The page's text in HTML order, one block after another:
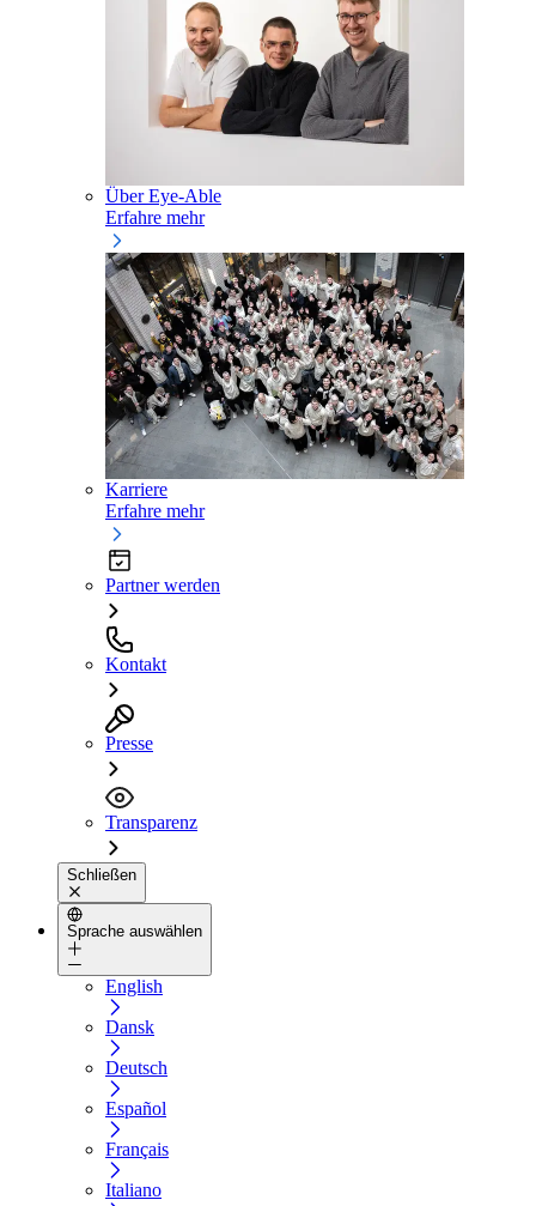
Über Eye-Able
Erfahre mehr
Karriere
Erfahre mehr
Partner werden
Kontakt
Presse
Transparenz
Schließen
Sprache auswählen
English
Dansk
Deutsch
Español
Français
Italiano